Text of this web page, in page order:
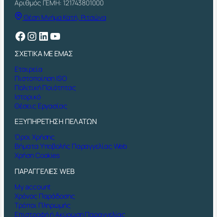
η
τ
Αριθμός ΓΕΜΗ: 121743801000
Θέση Μνήμα Κατή, Ριτσώνα
Facebook Instagram Linkedin YouTube
ΣΧΕΤΙΚΑ ΜΕ ΕΜΑΣ
Εταιρεία
Πιστοποίηση ISO
Πολιτική Ποιότητας
Ιστορικό
Θέσεις Εργασίας
ΕΞΥΠΗΡΕΤΗΣΗ ΠΕΛΑΤΩΝ
Όροι Χρήσης
Βήματα Υποβολής Παραγγελίας Web
Χρήση Cookies
ΠΑΡΑΓΓΕΛΙΕΣ WEB
My account
Χρόνος Παράδοσης
Τρόποι Πληρωμής
Επιστροφή ή Ακύρωση Παραγγελίας